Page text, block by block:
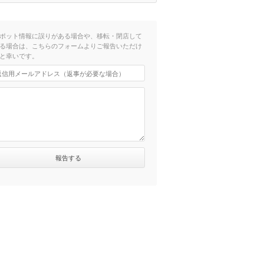
ット情報に誤りがある場合や、移転・閉店して
場合は、こちらのフォームよりご報告いただけ
幸いです。